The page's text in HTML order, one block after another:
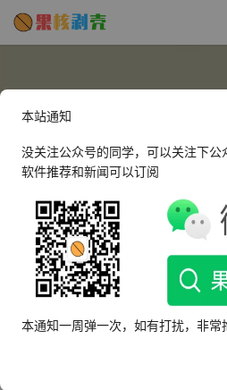
tjxgz
这个人很懒，什么
本站通知
没关注公众号的同学，可以关注下
软件推荐和新闻可以订阅
本通知一周弹一次，如有打扰，非常